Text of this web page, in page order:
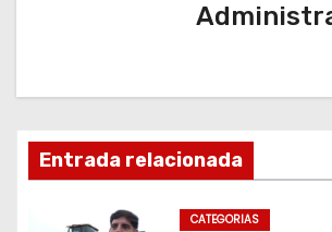
d
Entrada relacionada
CATEGORIAS